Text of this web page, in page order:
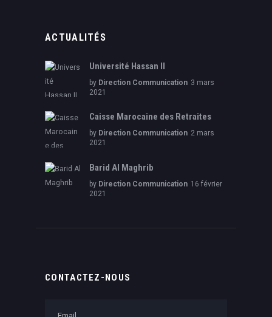
ACTUALITÉS
Université Hassan II
by Direction Communication 3 mars
2021
Caisse Marocaine des Retraites
by Direction Communication 2 mars
2021
Barid Al Maghrib
by Direction Communication 16 février
2021
CONTACTEZ-NOUS